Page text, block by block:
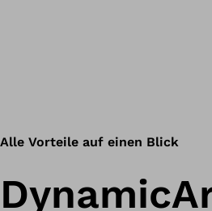
Alle Vorteile auf einen Blick